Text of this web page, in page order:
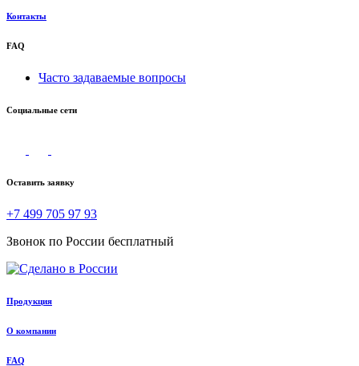
Контакты
FAQ
Часто задаваемые вопросы
Социальные сети
Оставить заявку
+7 499 705 97 93
Звонок по России бесплатный
Продукция
О компании
FAQ